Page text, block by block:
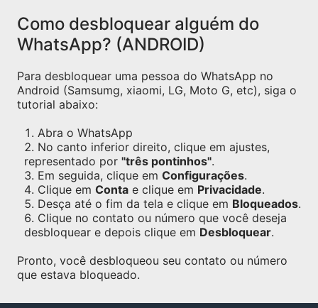
Como desbloquear alguém do
WhatsApp? (ANDROID)
Para desbloquear uma pessoa do WhatsApp no
Android (Samsumg, xiaomi, LG, Moto G, etc), siga o
tutorial abaixo:
Abra o WhatsApp
No canto inferior direito, clique em ajustes,
representado por "três pontinhos".
Em seguida, clique em Configurações.
Clique em Conta e clique em Privacidade.
Desça até o fim da tela e clique em Bloqueados.
Clique no contato ou número que você deseja
desbloquear e depois clique em Desbloquear.
Pronto, você desbloqueou seu contato ou número
que estava bloqueado.